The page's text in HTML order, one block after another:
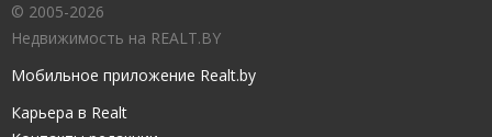
© 2005-2026
Недвижимость на REALT.BY
Мобильное приложение Realt.by
Карьера в Realt